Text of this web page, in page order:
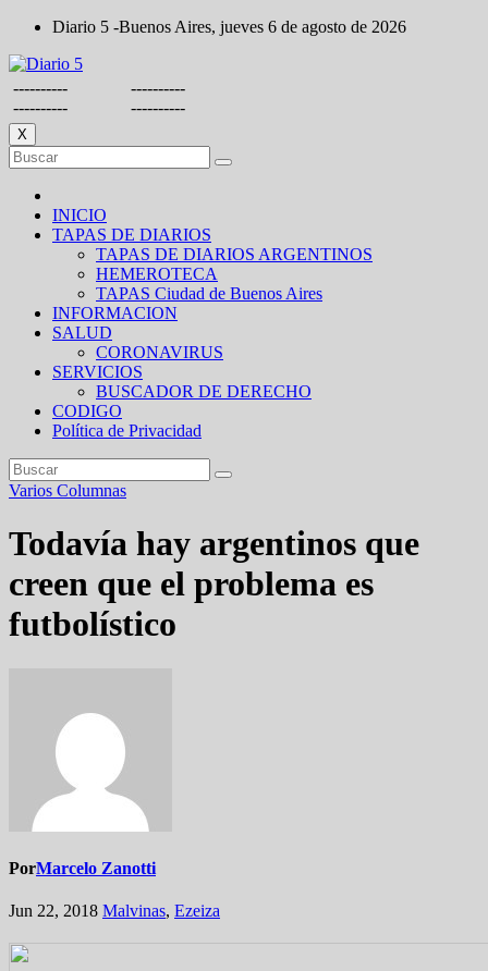
Saltar
contenido
Diario 5 -Buenos Aires, jueves 6 de agosto de 2026
----------
----------
----------
----------
X
INICIO
TAPAS DE DIARIOS
TAPAS DE DIARIOS ARGENTINOS
HEMEROTECA
TAPAS Ciudad de Buenos Aires
INFORMACION
SALUD
CORONAVIRUS
SERVICIOS
BUSCADOR DE DERECHO
CODIGO
Política de Privacidad
Varios Columnas
Todavía hay argentinos que
creen que el problema es
futbolístico
PorMarcelo Zanotti
Jun 22, 2018 Malvinas, Ezeiza